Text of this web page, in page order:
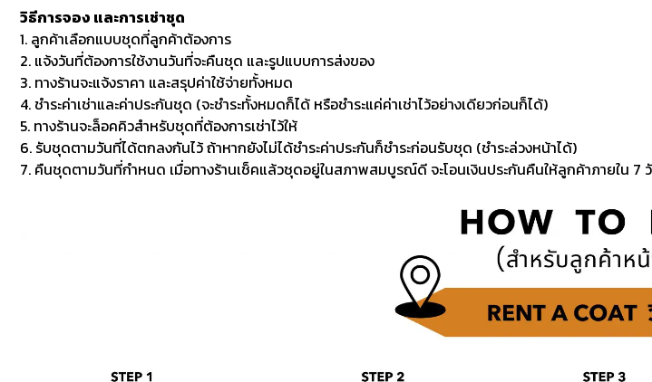
วิธีการจอง และการเช่าชุด
1. ลูกค้าเลือกแบบชุดที่ลูกค้าต้องการ
2. แจ้งวันที่ต้องการใช้งานวันที่จะคืนชุด และรูปแบบการส่งของ
3. ทางร้านจะแจ้งราคา และสรุปค่าใช้จ่ายทั้งหมด
4. ชำระค่าเช่าและค่าประกันชุด (จะชำระทั้งหมดก็ได้ หรือชำระแค่ค่าเช่าไว้อย่างเดียวก่อนก็ได้)
5. ทางร้านจะล็อคคิวสำหรับชุดที่ต้องการเช่าไว้ให้
6. รับชุดตามวันที่ได้ตกลงกันไว้ ถ้าหากยังไม่ได้ชำระค่าประกันก็ชำระก่อนรับชุด (ชำระล่วงหน้าได้)
7. คืนชุดตามวันที่กำหนด เมื่อทางร้านเช็คแล้วชุดอยู่ในสภาพสมบูรณ์ดี จะโอนเงินประกันคืนให้ลูกค้าภายใน 7